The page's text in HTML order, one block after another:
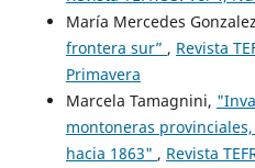
María Mercedes
frontera sur” , Revista
Primavera
Marcela Tamagnini,
montoneras
hacia 1863" , Revista